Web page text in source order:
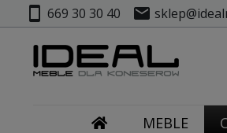
smartphone 669 30 30 40 mail
MEBLE